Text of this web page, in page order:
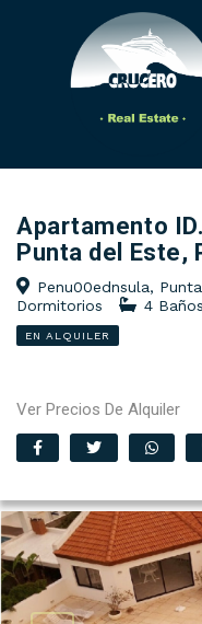
Apartamento
Punta del Este,
Penu00ednsula,
Dormitorios
4
EN ALQUILER
Ver Precios De Alquiler